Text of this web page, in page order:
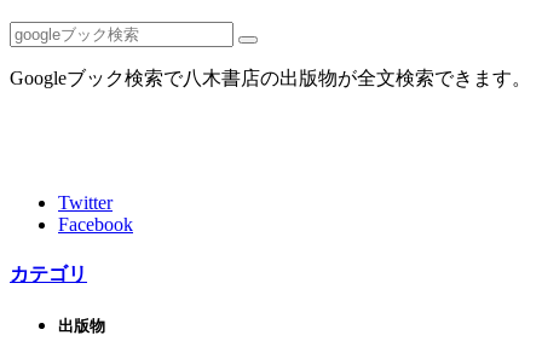
Googleブック検索で八木書店の出版物が全文検索できます。
Twitter
Facebook
カテゴリ
出版物